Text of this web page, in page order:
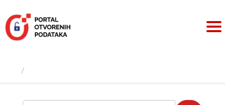
sadržaj